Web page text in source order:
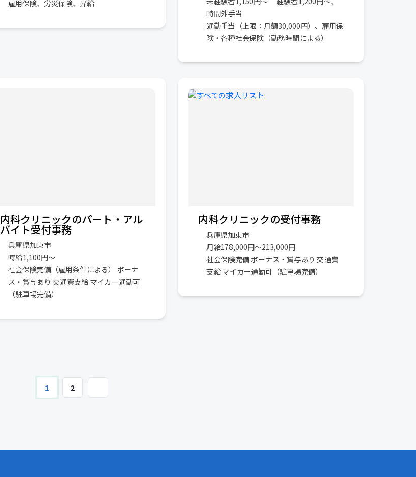
雇用保険、労災保険、昇給
時間外手当
通勤手当（上限：月額30,000円）、雇用保
険・各種社会保険（勤務時間による）
内科クリニックのパート・アル
バイト受付事務
兵庫県加東市
時給1,100円～
社会保険完備（雇用条件による） ボーナ
ス・賞与あり 交通費支給 マイカー通勤可
（駐車場完備）
内科クリニックの受付事務
兵庫県加東市
月給178,000円〜213,000円
社会保険完備 ボーナス・賞与あり 交通費
支給 マイカー通勤可（駐車場完備）
1 2